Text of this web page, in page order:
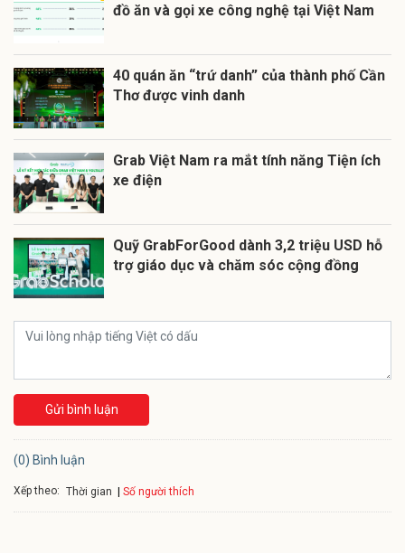
đồ ăn và gọi xe công nghệ tại Việt Nam
40 quán ăn “trứ danh” của thành phố Cần
Thơ được vinh danh
Grab Việt Nam ra mắt tính năng Tiện ích
xe điện
Quỹ GrabForGood dành 3,2 triệu USD hỗ
trợ giáo dục và chăm sóc cộng đồng
Gửi bình luận
(0) Bình luận
Xếp theo: Thời gian Số người thích